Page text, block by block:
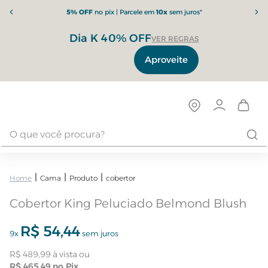
5% OFFno pix | Parcele em10xsem juros*
Dia K 40% OFFVER REGRAS
Aproveite
Cama Produto cobertor
Cobertor King Peluciado Belmond Blush
9x R$ 54,44sem juros
R$ 489,99